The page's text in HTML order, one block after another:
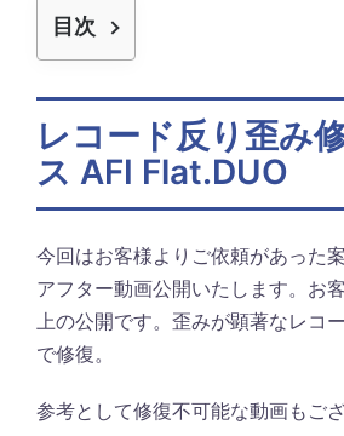
目次
レコード反り歪み
ス AFI Flat.DUO
今回はお客様よりご依頼があった
アフター動画公開いたします。お
上の公開です。歪みが顕著なレコ
で修復。
参考として修復不可能な動画もござ